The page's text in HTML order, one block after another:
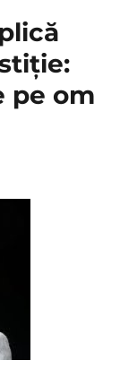
pe om